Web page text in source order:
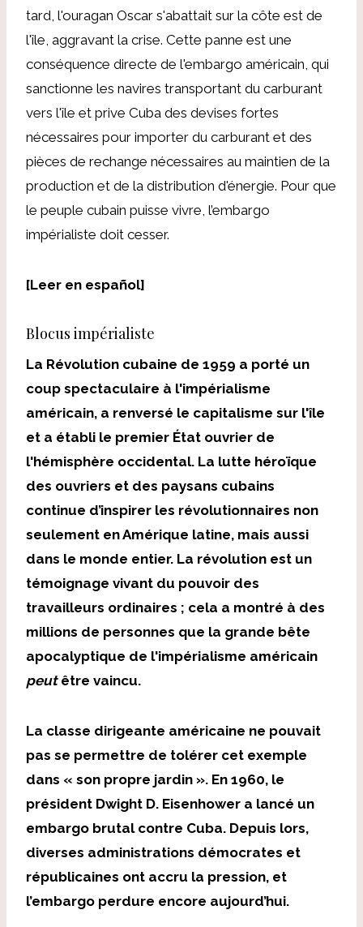
tard, l'ouragan Oscar s'abattait sur la côte est de
l'île, aggravant la crise. Cette panne est une
conséquence directe de l'embargo américain, qui
sanctionne les navires transportant du carburant
vers l'île et prive Cuba des devises fortes
nécessaires pour importer du carburant et des
pièces de rechange nécessaires au maintien de la
production et de la distribution d'énergie. Pour que
le peuple cubain puisse vivre, l’embargo
impérialiste doit cesser.
[Leer en español]
Blocus impérialiste
La Révolution cubaine de 1959 a porté un
coup spectaculaire à l'impérialisme
américain, a renversé le capitalisme sur l'île
et a établi le premier État ouvrier de
l'hémisphère occidental. La lutte héroïque
des ouvriers et des paysans cubains
continue d’inspirer les révolutionnaires non
seulement en Amérique latine, mais aussi
dans le monde entier. La révolution est un
témoignage vivant du pouvoir des
travailleurs ordinaires ; cela a montré à des
millions de personnes que la grande bête
apocalyptique de l'impérialisme américain
peutêtre vaincu.
La classe dirigeante américaine ne pouvait
pas se permettre de tolérer cet exemple
dans « son propre jardin ». En 1960, le
président Dwight D. Eisenhower a lancé un
embargo brutal contre Cuba. Depuis lors,
diverses administrations démocrates et
républicaines ont accru la pression, et
l’embargo perdure encore aujourd’hui.